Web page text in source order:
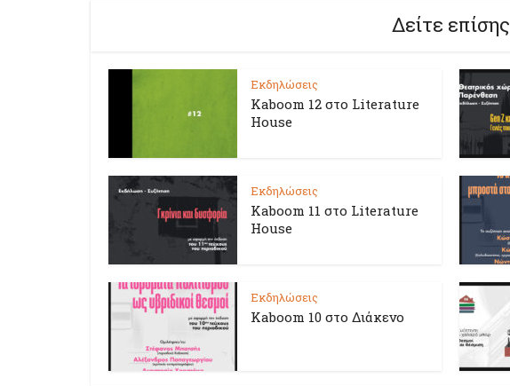
Δείτε επίσης
Εκδηλώσεις
Kaboom 12 στο Literature
House
Εκδηλώσεις
Kaboom 11 στο Literature
House
Εκδηλώσεις
Kaboom 10 στο Διάκενο